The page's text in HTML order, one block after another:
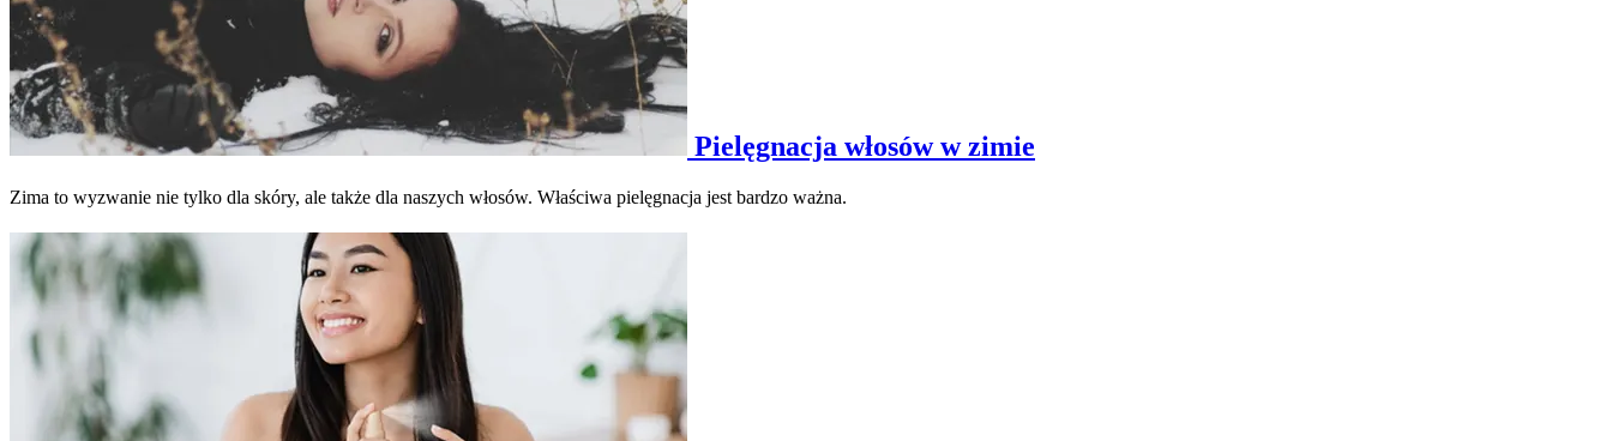
Pielęgnacja włosów w zimie
Zima to wyzwanie nie tylko dla skóry, ale także dla naszych włosów. Właściwa pielęgnacja jest bardzo ważna.